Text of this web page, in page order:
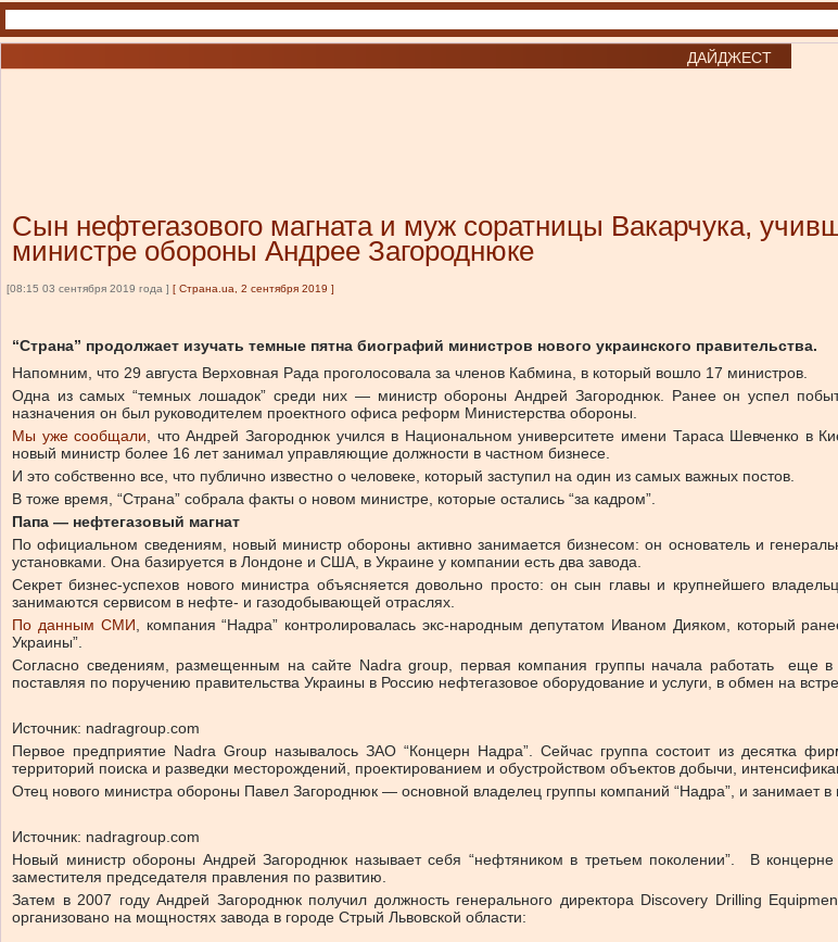
ДАЙДЖЕСТ
Сын нефтегазового магната и муж соратницы Вакарчука,
министре обороны Андрее Загороднюке
[08:15 03 сентября 2019 года ] [ Страна.ua, 2 сентября 2019 ]
“Страна” продолжает изучать темные пятна биографий министров нового украинского правительства.
Напомним, что 29 августа Верховная Рада проголосовала за членов Кабмина, в который вошло 17 министров.
Одна из самых “темных лошадок” среди них — министр обороны Андрей Загороднюк. Ранее он успел
назначения он был руководителем проектного офиса реформ Министерства обороны.
Мы уже сообщали , что Андрей Загороднюк учился в Национальном университете имени Тараса Шевченко в
новый министр более 16 лет занимал управляющие должности в частном бизнесе.
И это собственно все, что публично известно о человеке, который заступил на один из самых важных постов.
В тоже время, “Страна” собрала факты о новом министре, которые остались “за кадром”.
Папа — нефтегазовый магнат
По официальном сведениям, новый министр обороны активно занимается бизнесом: он основатель и
установками. Она базируется в Лондоне и США, в Украине у компании есть два завода.
Секрет бизнес-успехов нового министра объясняется довольно просто: он сын главы и крупнейшего
занимаются сервисом в нефте- и газодобывающей отраслях.
По данным СМИ , компания “Надра” контролировалась экс-народным депутатом Иваном Дияком, который
Украины”.
Согласно сведениям, размещенным на сайте Nadra group, первая компания группы начала работать еще в
поставляя по поручению правительства Украины в Россию нефтегазовое оборудование и услуги, в обмен на
Источник: nadragroup.com
Первое предприятие Nadra Group называлось ЗАО “Концерн Надра”. Сейчас группа состоит из десятка
территорий поиска и разведки месторождений, проектированием и обустройством объектов добычи,
Отец нового министра обороны Павел Загороднюк — основной владелец группы компаний “Надра”, и занимает в
Источник: nadragroup.com
Новый министр обороны Андрей Загороднюк называет себя “нефтяником в третьем поколении”. В
заместителя председателя правления по развитию.
Затем в 2007 году Андрей Загороднюк получил должность генерального директора Discovery Drilling
организовано на мощностях завода в городе Стрый Львовской области: